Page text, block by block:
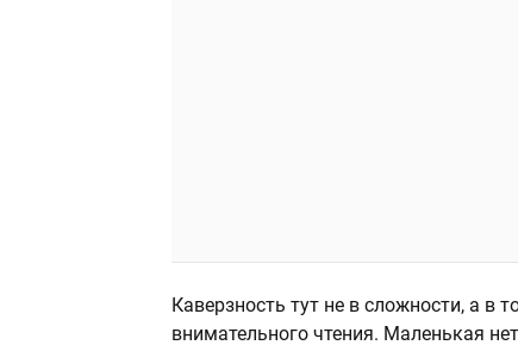
Каверзность тут не в сложности, а в
внимательного чтения. Маленькая